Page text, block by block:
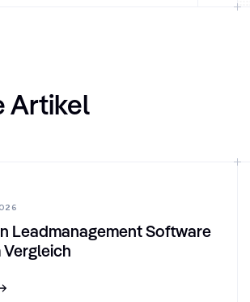
Artikel
Leadmanagement Software
Vergleich